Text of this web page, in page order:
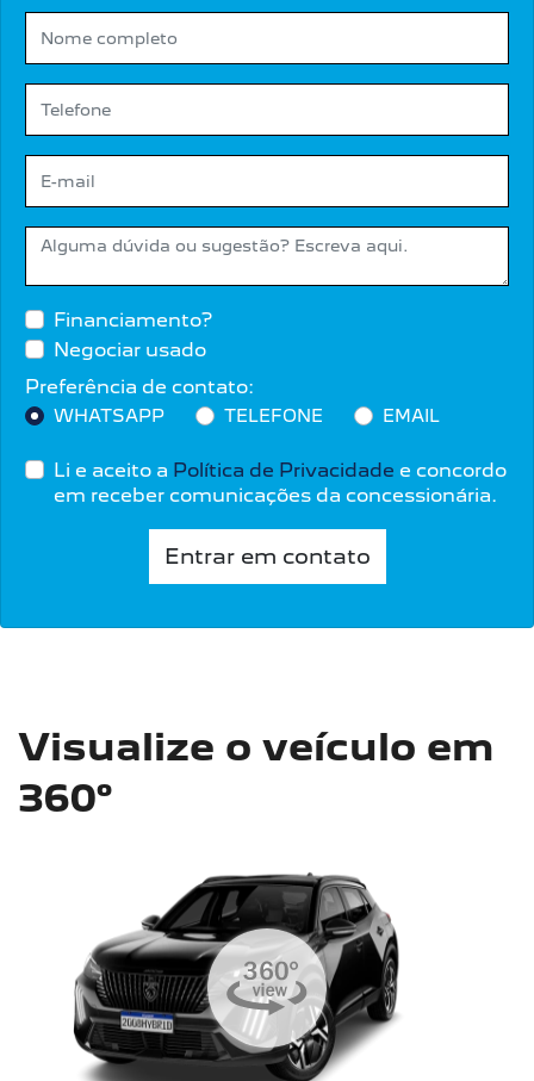
Financiamento?
Negociar usado
Preferência de contato:
WHATSAPP TELEFONE EMAIL
Li e aceito a Política de Privacidade e concordo
em receber comunicações da concessionária.
Entrar em contato
Visualize o veículo em
360°